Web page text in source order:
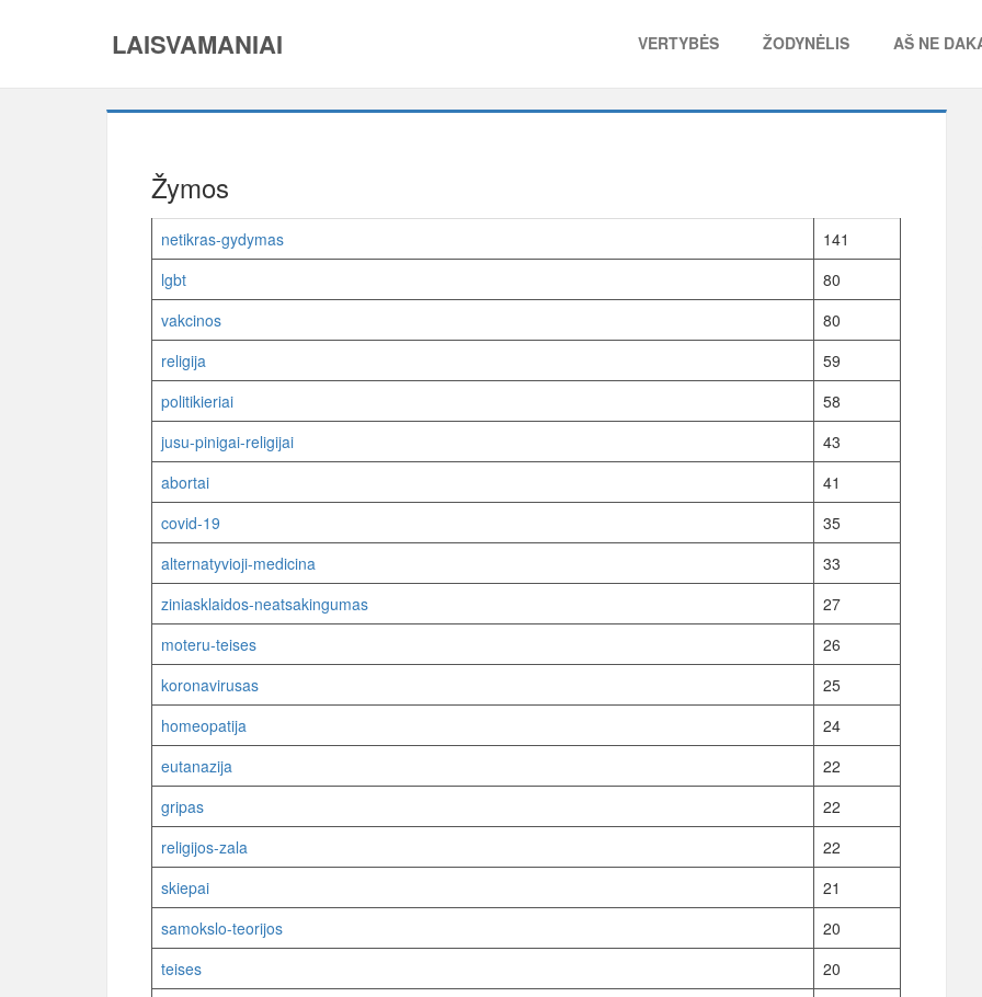
LAISVAMANIAI VERTYBĖS ŽODYNĖLIS AŠ NE
Žymos
netikras-gydymas
141
lgbt
80
vakcinos
80
religija
59
politikieriai
58
jusu-pinigai-religijai
43
abortai
41
covid-19
35
alternatyvioji-medicina
33
ziniasklaidos-neatsakingumas
27
moteru-teises
26
koronavirusas
25
homeopatija
24
eutanazija
22
gripas
22
religijos-zala
22
skiepai
21
samokslo-teorijos
20
teises
20